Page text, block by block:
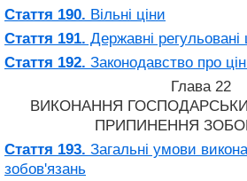
Стаття 190. Вільні ціни
Стаття 191. Державні регульовані
Стаття 192. Законодавство про
Глава 22
ВИКОНАННЯ
ПРИПИНЕННЯ
Стаття 193. Загальні умови
зобов'язань